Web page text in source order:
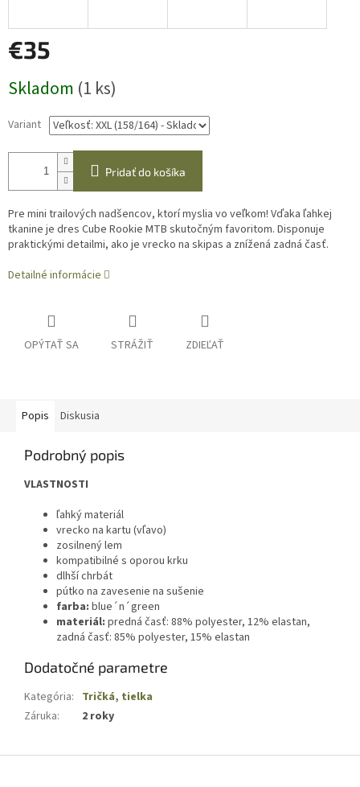
€35
cena:
Skladom (1 ks)
Variant
Pridať do košíka
Pre mini trailových nadšencov, ktorí myslia vo veľkom! Vďaka ľahkej
tkanine je dres Cube Rookie MTB skutočným favoritom. Disponuje
praktickými detailmi, ako je vrecko na skipas a znížená zadná časť.
Detailné informácie
OPÝTAŤ SA STRÁŽIŤ ZDIEĽAŤ
Popis Diskusia
Podrobný popis
VLASTNOSTI
ľahký materiál
vrecko na kartu (vľavo)
zosilnený lem
kompatibilné s oporou krku
dlhší chrbát
pútko na zavesenie na sušenie
farba: blue´n´green
materiál: predná časť: 88% polyester, 12% elastan,
zadná časť: 85% polyester, 15% elastan
Dodatočné parametre
Kategória: Tričká, tielka
Záruka: 2 roky